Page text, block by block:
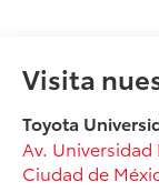
Visita
Toyota
Av. Universidad
Ciudad de